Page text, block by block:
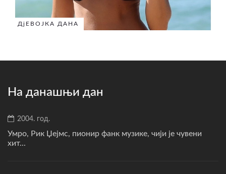
ДјЕВОЈКА ДАНА
На данашњи дан
2004. год.
Умро, Рик Џејмс, пионир фанк музике, чији је чувени
хит...